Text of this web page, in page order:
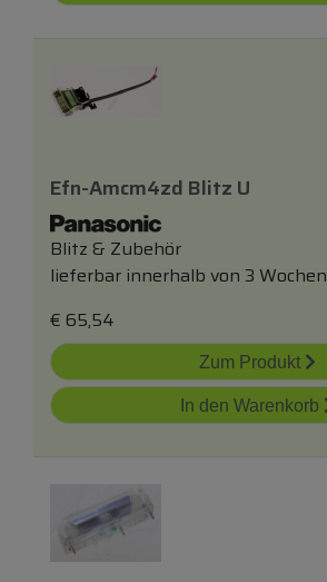
Efn-Amcm4zd Blitz U
Blitz & Zubehör
lieferbar innerhalb von 3 Wochen
€ 65,54
Zum Produkt
In den Warenkorb